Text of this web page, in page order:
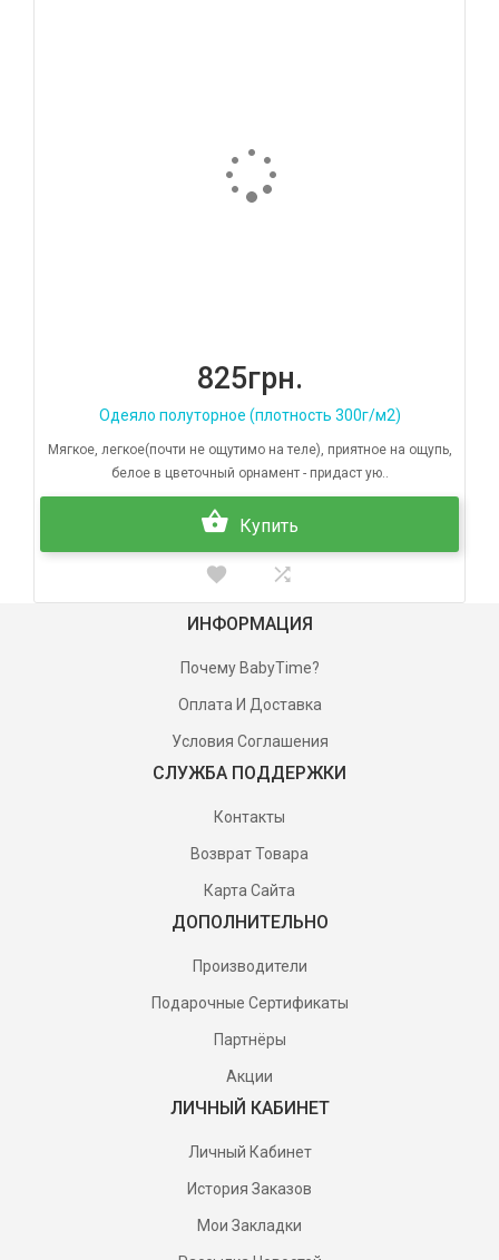
825грн.
Одеяло полуторное (плотность 300г/м2)
Мягкое, легкое(почти не ощутимо на теле), приятное на ощупь,
белое в цветочный орнамент - придаст ую..
Купить
ИНФОРМАЦИЯ
Почему BabyTime?
Оплата И Доставка
Условия Соглашения
СЛУЖБА ПОДДЕРЖКИ
Контакты
Возврат Товара
Карта Сайта
ДОПОЛНИТЕЛЬНО
Производители
Подарочные Сертификаты
Партнёры
Акции
ЛИЧНЫЙ КАБИНЕТ
Личный Кабинет
История Заказов
Мои Закладки